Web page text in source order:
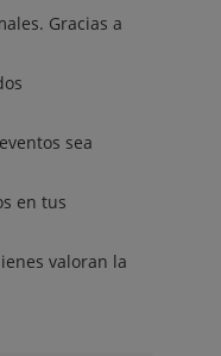
Gracias a
sea
en tus
valoran la